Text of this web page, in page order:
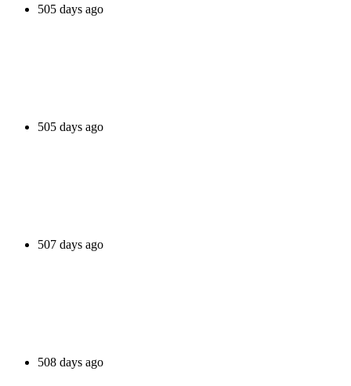
505 days ago
505 days ago
507 days ago
508 days ago